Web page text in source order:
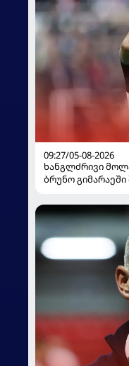
09:27/05-08-2026
ხანგლძრივი
ბრუნო გიმარაეში